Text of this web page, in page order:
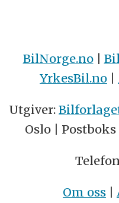
BilNorge.no|
YrkesBil.no |
Utgiver:
Oslo | Postboks
Om oss |